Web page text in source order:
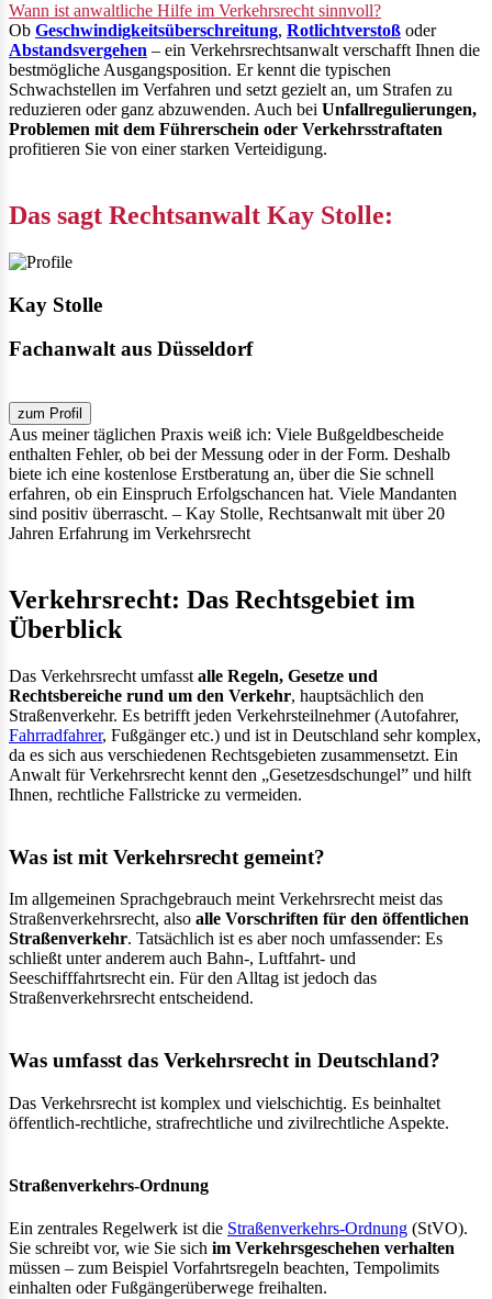
Wann ist anwaltliche Hilfe im Verkehrsrecht sinnvoll?
Ob Geschwindigkeitsüberschreitung, Rotlichtverstoß oder
Abstandsvergehen – ein Verkehrsrechtsanwalt verschafft Ihnen die
bestmögliche Ausgangsposition. Er kennt die typischen
Schwachstellen im Verfahren und setzt gezielt an, um Strafen zu
reduzieren oder ganz abzuwenden. Auch bei Unfallregulierungen,
Problemen mit dem Führerschein oder Verkehrsstraftaten
profitieren Sie von einer starken Verteidigung.
Das sagt Rechtsanwalt Kay Stolle:
Kay Stolle
Fachanwalt aus Düsseldorf
zum Profil
Aus meiner täglichen Praxis weiß ich: Viele Bußgeldbescheide
enthalten Fehler, ob bei der Messung oder in der Form. Deshalb
biete ich eine kostenlose Erstberatung an, über die Sie schnell
erfahren, ob ein Einspruch Erfolgschancen hat. Viele Mandanten
sind positiv überrascht. – Kay Stolle, Rechtsanwalt mit über 20
Jahren Erfahrung im Verkehrsrecht
Verkehrsrecht: Das Rechtsgebiet im
Überblick
Das Verkehrsrecht umfasst alle Regeln, Gesetze und
Rechtsbereiche rund um den Verkehr, hauptsächlich den
Straßenverkehr. Es betrifft jeden Verkehrsteilnehmer (Autofahrer,
Fahrradfahrer, Fußgänger etc.) und ist in Deutschland sehr komplex,
da es sich aus verschiedenen Rechtsgebieten zusammensetzt. Ein
Anwalt für Verkehrsrecht kennt den „Gesetzesdschungel” und hilft
Ihnen, rechtliche Fallstricke zu vermeiden.
Was ist mit Verkehrsrecht gemeint?
Im allgemeinen Sprachgebrauch meint Verkehrsrecht meist das
Straßenverkehrsrecht, also alle Vorschriften für den öffentlichen
Straßenverkehr. Tatsächlich ist es aber noch umfassender: Es
schließt unter anderem auch Bahn-, Luftfahrt- und
Seeschifffahrtsrecht ein. Für den Alltag ist jedoch das
Straßenverkehrsrecht entscheidend.
Was umfasst das Verkehrsrecht in Deutschland?
Das Verkehrsrecht ist komplex und vielschichtig. Es beinhaltet
öffentlich-rechtliche, strafrechtliche und zivilrechtliche Aspekte.
Straßenverkehrs-Ordnung
Ein zentrales Regelwerk ist die Straßenverkehrs-Ordnung (StVO).
Sie schreibt vor, wie Sie sich im Verkehrsgeschehen verhalten
müssen – zum Beispiel Vorfahrtsregeln beachten, Tempolimits
einhalten oder Fußgängerüberwege freihalten.